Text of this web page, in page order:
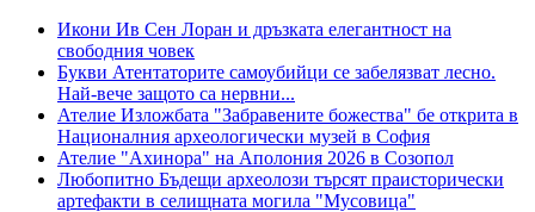
Икони Ив Сен Лоран и дръзката елегантност на
свободния човек
Букви Атентаторите самоубийци се забелязват лесно.
Най-вече защото са нервни...
Ателие Изложбата "Забравените божества" бе открита в
Националния археологически музей в София
Ателие "Ахинора" на Аполония 2026 в Созопол
Любопитно Бъдещи археолози търсят праисторически
артефакти в селищната могила "Мусовица"